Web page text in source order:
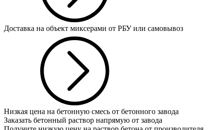
Доставка на объект миксерами от РБУ или самовывоз
Низкая цена на бетонную смесь от бетонного завода
Заказать бетонный раствор напрямую от завода